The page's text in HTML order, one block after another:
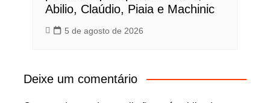
Abilio, Claúdio, Piaia e Machinic
5 de agosto de 2026
Deixe um comentário